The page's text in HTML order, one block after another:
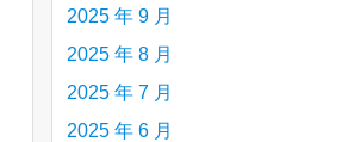
2025 年 9 月
2025 年 8 月
2025 年 7 月
2025 年 6 月